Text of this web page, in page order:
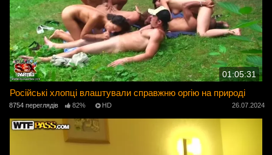
01:05:31
Російські хлопці влаштували справжню оргію на природі
8754 переглядів 82% HD 26.07.2024